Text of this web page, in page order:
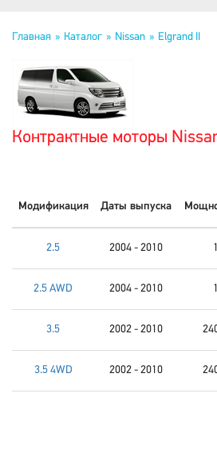
Главная Каталог Nissan Elgrand II
Контрактные моторы
Модификация Даты выпуска
2.5 2004 - 2010
2.5 AWD 2004 - 2010
3.5 2002 - 2010
3.5 4WD 2002 - 2010